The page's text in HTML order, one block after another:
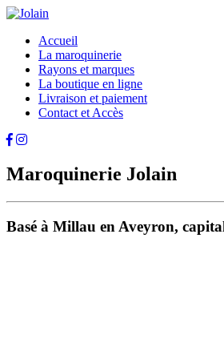
Accueil
La maroquinerie
Rayons et marques
La boutique en ligne
Livraison et paiement
Contact et Accès
Maroquinerie Jolain
Basé à Millau en Aveyron,